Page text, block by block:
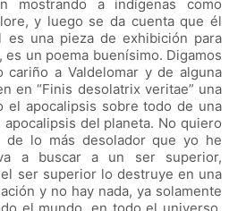
mostrando a indígenas como
y luego se da cuenta que él
una pieza de exhibición para
un poema buenísimo. Digamos
a Valdelomar y de alguna
en “Finis desolatrix veritae” una
el apocalipsis sobre todo de una
del planeta. No quiero
lo más desolador que yo he
a buscar a un ser superior,
ser superior lo destruye en una
y no hay nada, ya solamente